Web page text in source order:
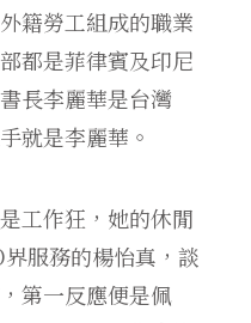
籍勞工組成的職業
都是菲律賓及印尼
長李麗華是台灣
就是李麗華。
工作狂，她的休閒
服務的楊怡真，談
第一反應便是佩